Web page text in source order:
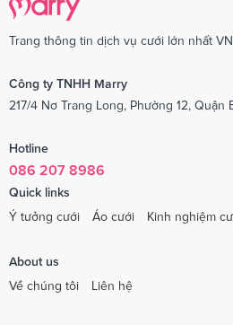
Trang thông tin dịch vụ cưới lớn nhất VN
Công ty TNHH Marry
217/4 Nơ Trang Long, Phường 12, Quận
Hotline
086 207 8986
Quick links
Ý tưởng cưới
Áo cưới Kinh nghiệm
About us
Về chúng tôi
Liên hệ